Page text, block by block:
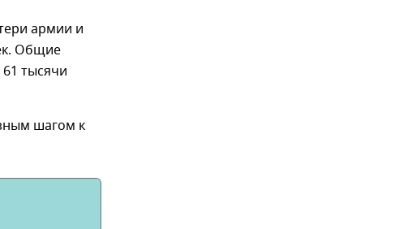
армии и
Общие
тысячи
шагом к